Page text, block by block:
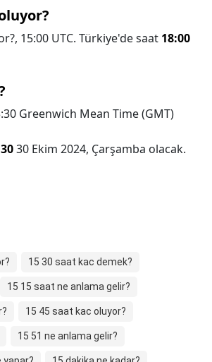
15:00 UTC. Türkiye'de saat 18:00
Greenwich Mean Time (GMT)
30 Ekim 2024, Çarşamba olacak.
15 30 saat kac demek?
15 15 saat ne anlama gelir?
15 45 saat kac oluyor?
15 51 ne anlama gelir?